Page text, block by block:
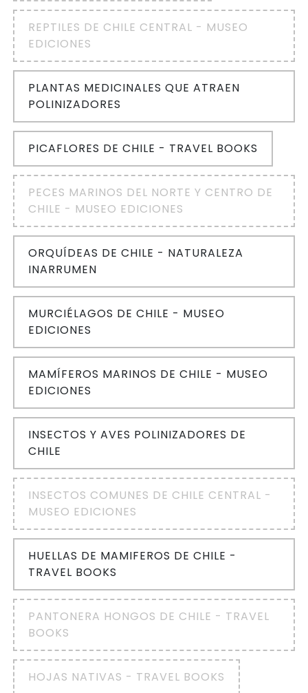
REPTILES DE CHILE CENTRAL - MUSEO
EDICIONES
PLANTAS MEDICINALES QUE ATRAEN
POLINIZADORES
PICAFLORES DE CHILE - TRAVEL BOOKS
PECES MARINOS DEL NORTE Y CENTRO DE
CHILE - MUSEO EDICIONES
ORQUÍDEAS DE CHILE - NATURALEZA
INARRUMEN
MURCIÉLAGOS DE CHILE - MUSEO
EDICIONES
MAMÍFEROS MARINOS DE CHILE - MUSEO
EDICIONES
INSECTOS Y AVES POLINIZADORES DE
CHILE
INSECTOS COMUNES DE CHILE CENTRAL -
MUSEO EDICIONES
HUELLAS DE MAMIFEROS DE CHILE -
TRAVEL BOOKS
PANTONERA HONGOS DE CHILE - TRAVEL
BOOKS
HOJAS NATIVAS - TRAVEL BOOKS